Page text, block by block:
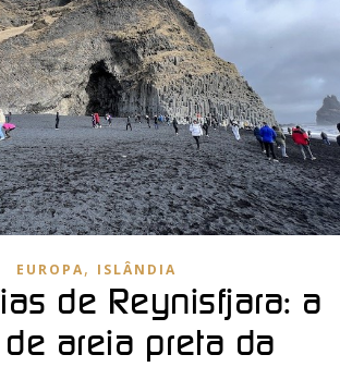
EUROPA, ISLÂNDIA
de Reynisfjara: a
areia preta da